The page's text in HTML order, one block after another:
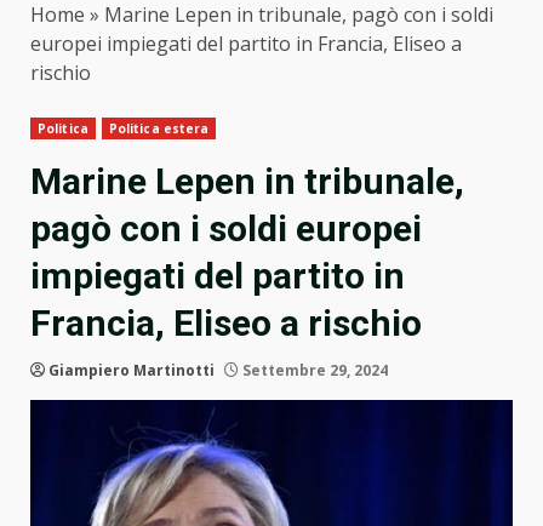
Home » Marine Lepen in tribunale, pagò con i soldi
europei impiegati del partito in Francia, Eliseo a
rischio
Politica Politica estera
Marine Lepen in tribunale,
pagò con i soldi europei
impiegati del partito in
Francia, Eliseo a rischio
Giampiero Martinotti Settembre 29, 2024